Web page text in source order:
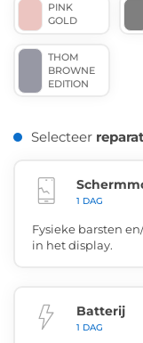
PINK
GOLD
THOM
BROWNE
EDITION
Selecteer
1 DAG
Fysieke barsten
in het display.
Batterij
1 DAG